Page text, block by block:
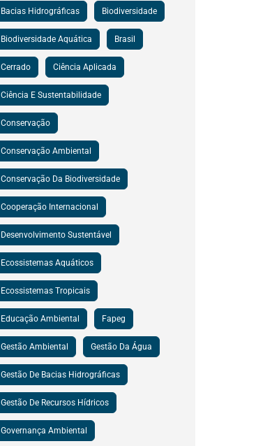
Bacias Hidrográficas Biodiversidade
Biodiversidade Aquática Brasil
Cerrado Ciência Aplicada
Ciência E Sustentabilidade
Conservação
Conservação Ambiental
Conservação Da Biodiversidade
Cooperação Internacional
Desenvolvimento Sustentável
Ecossistemas Aquáticos
Ecossistemas Tropicais
Educação Ambiental Fapeg
Gestão Ambiental Gestão Da Água
Gestão De Bacias Hidrográficas
Gestão De Recursos Hídricos
Governança Ambiental